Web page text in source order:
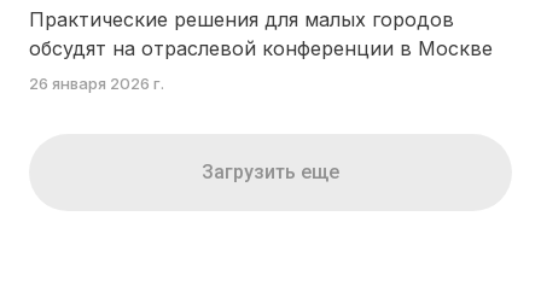
Практические решения для малых городов
обсудят на отраслевой конференции в Москве
26 января 2026 г.
Загрузить еще